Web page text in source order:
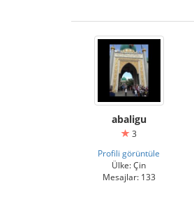
abaligu
3
Profili görüntüle
Ülke: Çin
Mesajlar: 133